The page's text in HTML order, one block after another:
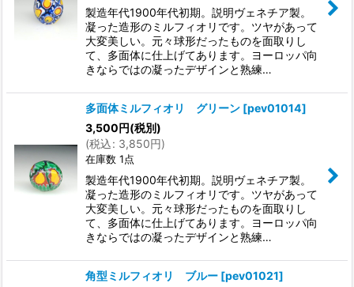
製造年代1900年代初期。説明ヴェネチア製。
凝った造形のミルフィオリです。ツヤがあって
大変美しい。元々球形だったものを面取りし
て、多面体に仕上げてあります。ヨーロッパ向
きならではの凝ったデザインと熟練…
多面体ミルフィオリ グリーン [pev01014]
3,500円(税別)
(税込: 3,850円)
在庫数 1点
製造年代1900年代初期。説明ヴェネチア製。
凝った造形のミルフィオリです。ツヤがあって
大変美しい。元々球形だったものを面取りし
て、多面体に仕上げてあります。ヨーロッパ向
きならではの凝ったデザインと熟練…
角型ミルフィオリ ブルー [pev01021]